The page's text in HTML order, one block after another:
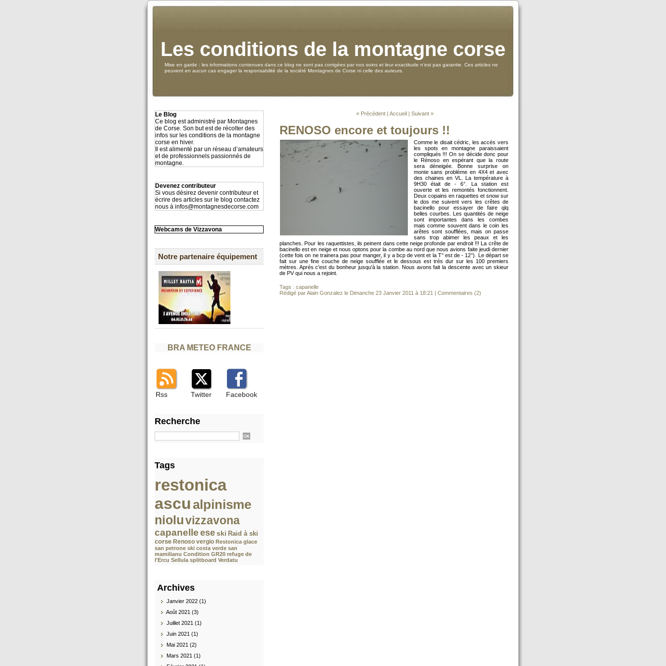
Les conditions de la montagne corse
Mise en garde : les informations contenues dans ce blog ne sont pas corrigées par nos soins et leur exactitude n’est pas garantie. Ces articles ne
peuvent en aucun cas engager la responsabilité de la société Montagnes de Corse ni celle des auteurs.
Le Blog
Ce blog est administré par Montagnes
de Corse. Son but est de récolter des
infos sur les conditions de la montagne
corse en hiver.
Il est alimenté par un réseau d’amateurs
et de professionnels passionnés de
montagne.
Devenez contributeur
Si vous désirez devenir contributeur et
écrire des articles sur le blog contactez
nous à infos@montagnesdecorse.com
Webcams de Vizzavona
Notre partenaire équipement
BRA METEO FRANCE
Rss Twitter Facebook
Recherche
Tags
restonica
ascualpinisme
nioluvizzavona
capanelle eseski Raid à ski
corse Renoso vergio Restonica glace
san petrone ski costa verde san
mamilianu Condition GR20 refuge de
l'Ercu Sellula splitboard Verdatu
Archives
Janvier 2022 (1)
Août 2021 (3)
Juillet 2021 (1)
Juin 2021 (1)
Mai 2021 (2)
Mars 2021 (1)
« Précédent | Accueil | Suivant »
RENOSO encore et toujours !!
Comme le disait cédric, les accés vers
les spots en montagne paraissaient
compliqués !!! On se décide donc pour
le Rénoso en espérant que la route
sera déneigée. Bonne surprise on
monte sans problème en 4X4 et avec
des chaines en VL. La température à
9H30 était de - 6°. La station est
ouverte et les remontés fonctionnent.
Deux copains en raquettes et snow sur
le dos me suivent vers les crêtes de
bacinello pour essayer de faire qlq
belles courbes. Les quantités de neige
sont importantes dans les combes
mais comme souvent dans le coin les
arêtes sont soufflées, mais on passe
sans trop abimer les peaux et les
planches. Pour les raquettistes, ils peinent dans cette neige profonde par endroit !!! La crête de
bacinello est en neige et nous optons pour la combe au nord que nous avions faite jeudi dernier
(cette fois on ne trainera pas pour manger, il y a bcp de vent et la T° est de - 12°). Le départ se
fait sur une fine couche de neige soufflée et le dessous est trés dur sur les 100 premiers
mètres. Aprés c'est du bonheur jusqu'à la station. Nous avons fait la descente avec un skieur
de PV qui nous a rejoint.
Tags : capanelle
Rédigé par Alain Gonzalez le Dimanche 23 Janvier 2011 à 18:21 | Commentaires (2)